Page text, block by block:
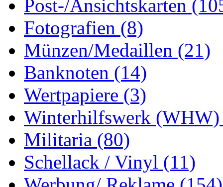
Post-/Ansichtskarten
Fotografien (8)
Münzen/Medaillen (21)
Banknoten (14)
Wertpapiere (3)
Winterhilfswerk
Militaria (80)
Schellack / Vinyl (11)